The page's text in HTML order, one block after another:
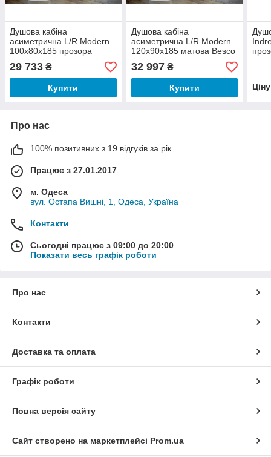
Душова кабіна
асиметрична L/R Modern
100x80x185 прозора
Besco
29 733 ₴
Купити
Душова кабіна
асиметрична L/R Modern
120x90x185 матова Besco
32 997₴
Купити
Про нас
100% позитивних з 19 відгуків за рік
Працює з 27.01.2017
м. Одеса
вул. Остапа Вишні, 1, Одеса, Україна
Контакти
Сьогодні працює з 09:00 до 20:00
Показати весь графік роботи
Про нас
Контакти
Доставка та оплата
Графік роботи
Повна версія сайту
Сайт створено на маркетплейсі Prom.ua